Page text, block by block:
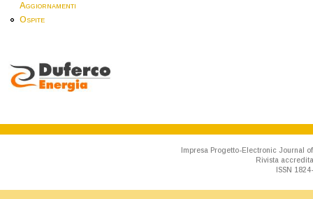
Aggiornamenti
Ospite
Impresa Progetto-Electronic Journal
Rivista
ISSN